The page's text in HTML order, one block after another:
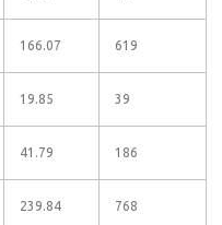
166.07 619
19.85 39
41.79 186
239.84 768